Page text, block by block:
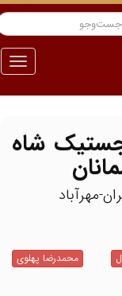
منو
شاه
محمدرضا پهلوی